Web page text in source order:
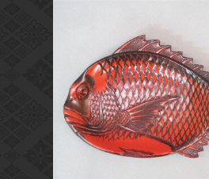
カテゴリで見る
世界遺産と無形文化遺産
媒体
博物
文化
今月